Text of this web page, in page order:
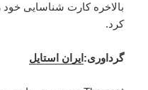
بالاخره کارت شناسایی خود
کرد.
گرداوری: ایران استایل